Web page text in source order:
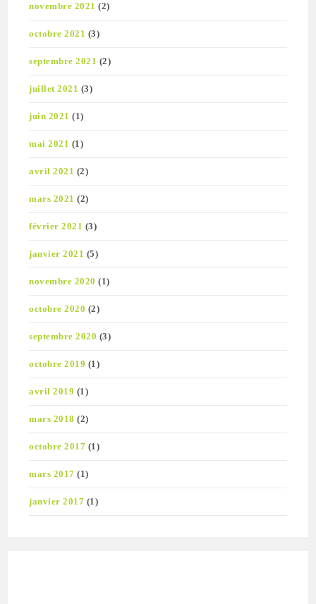
novembre 2021 (2)
octobre 2021 (3)
septembre 2021 (2)
juillet 2021 (3)
juin 2021 (1)
mai 2021 (1)
avril 2021 (2)
mars 2021 (2)
février 2021 (3)
janvier 2021 (5)
novembre 2020 (1)
octobre 2020 (2)
septembre 2020 (3)
octobre 2019 (1)
avril 2019 (1)
mars 2018 (2)
octobre 2017 (1)
mars 2017 (1)
janvier 2017 (1)